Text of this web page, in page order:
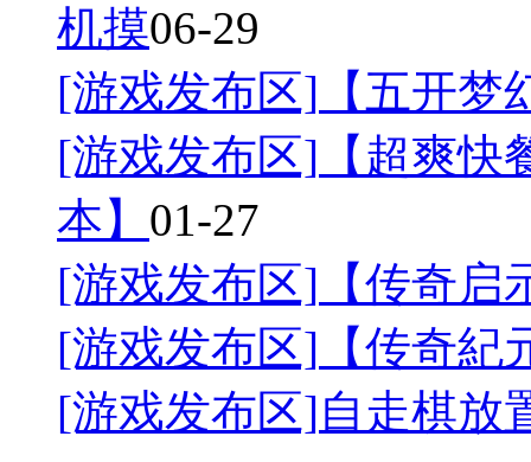
机摸06-29
[游戏发布区] 【五开
[游戏发布区] 【超爽
本】 01-27
[游戏发布区] 【传奇
[游戏发布区] 【传奇
[游戏发布区]自走棋放